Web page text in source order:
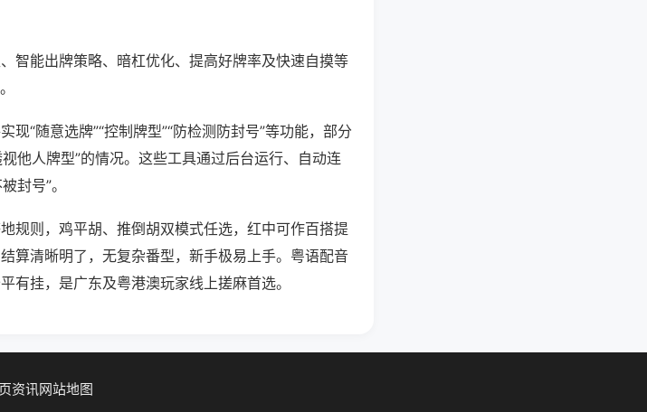
智能出牌策略、暗杠优化、提高好牌率及快速自摸等
“随意选牌”“控制牌型”“防检测防封号”等功能，部分
他人牌型”的情况。这些工具通过后台运行、自动连
封号”。
规则，鸡平胡、推倒胡双模式任选，红中可作百搭提
算清晰明了，无复杂番型，新手极易上手。粤语配音
有挂，是广东及粤港澳玩家线上搓麻首选。
资讯网站地图